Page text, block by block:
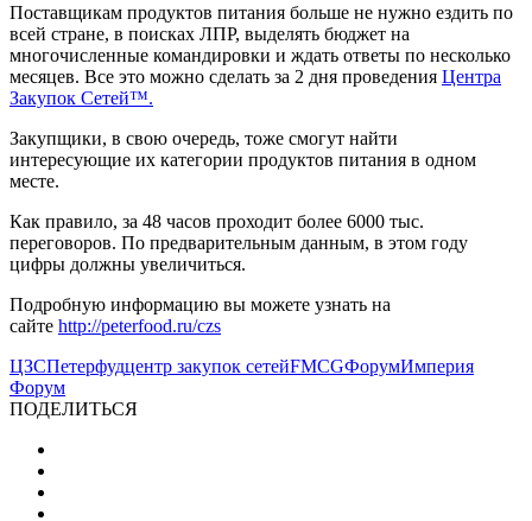
Поставщикам продуктов питания больше не нужно ездить по
всей стране, в поисках ЛПР, выделять бюджет на
многочисленные командировки и ждать ответы по несколько
месяцев. Все это можно сделать за 2 дня проведения Центра
Закупок Сетей™.
Закупщики, в свою очередь, тоже смогут найти
интересующие их категории продуктов питания в одном
месте.
Как правило, за 48 часов проходит более 6000 тыс.
переговоров. По предварительным данным, в этом году
цифры должны увеличиться.
Подробную информацию вы можете узнать на
сайте http://peterfood.ru/czs
ЦЗСПетерфудцентр закупок сетейFMCGФорумИмперия
Форум
ПОДЕЛИТЬСЯ